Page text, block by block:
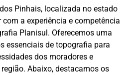
Pinhais, localizada no estado
a experiência e competência
Planisul. Oferecemos uma
essenciais de topografia para
dos moradores e
Abaixo, destacamos os